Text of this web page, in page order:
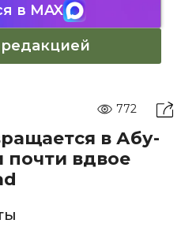
в MAX
редакцией
772
в Абу-
вдвое